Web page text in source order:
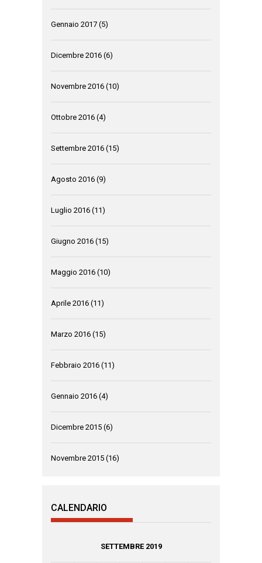
Gennaio 2017 (5)
Dicembre 2016 (6)
Novembre 2016 (10)
Ottobre 2016 (4)
Settembre 2016 (15)
Agosto 2016 (9)
Luglio 2016 (11)
Giugno 2016 (15)
Maggio 2016 (10)
Aprile 2016 (11)
Marzo 2016 (15)
Febbraio 2016 (11)
Gennaio 2016 (4)
Dicembre 2015 (6)
Novembre 2015 (16)
CALENDARIO
SETTEMBRE 2019